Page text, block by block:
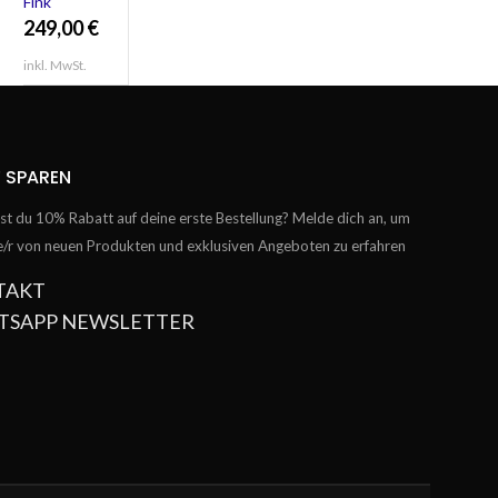
249,00€
inkl. MwSt.
du 10% Rabatt auf deine erste Bestellung? Melde dich an, um
r von neuen Produkten und exklusiven Angeboten zu erfahren
NEWSLETTER